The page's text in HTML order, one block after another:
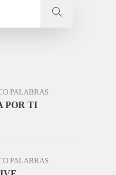
PALABRAS
POR TI
PALABRAS